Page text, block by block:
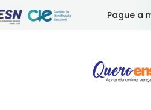
Pague a